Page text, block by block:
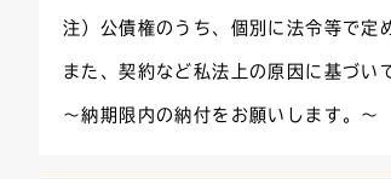
注）公債権のうち、個別に法令等で定
また、契約など私法上の原因に基づい
～納期限内の納付をお願いします。～